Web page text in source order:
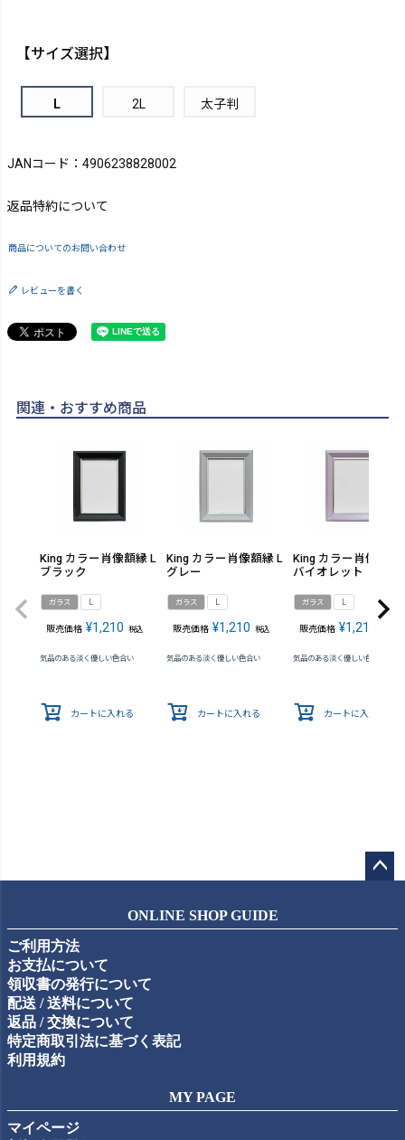
【サイズ選択】
L 2L 太子判
JANコード：4906238828002
返品特約について
商品についてのお問い合わせ
レビューを書く
関連・おすすめ商品
King カラー肖像額縁 L
ブラック
ガラス L
販売価格 ¥1,210 税込
気品のある淡く優しい色合い
カートに入れる
King カラー肖像額縁 L
グレー
ガラス L
販売価格 ¥1,210 税込
気品のある淡く優しい色合い
カートに入れる
King カラー肖像額縁
バイオレット
ガラス L
販売価格 ¥1,210
気品のある淡く優しい色合い
カートに入れる
ップ
ONLINE SHOP GUIDE
ご利用方法
お支払について
領収書の発行について
配送 / 送料について
返品 / 交換について
特定商取引法に基づく表記
利用規約
MY PAGE
マイページ